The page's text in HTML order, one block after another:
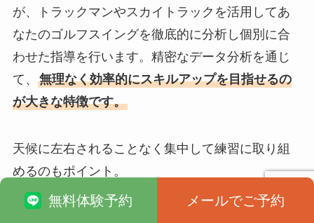
無料体験予約 メールでご予約
が、トラックマンやスカイトラックを活用してあ
なたのゴルフスイングを徹底的に分析し個別に合
わせた指導を行います。精密なデータ分析を通じ
て、 無理なく効率的にスキルアップを目指せるの
が大きな特徴です。
天候に左右されることなく集中して練習に取り組
めるのもポイント。